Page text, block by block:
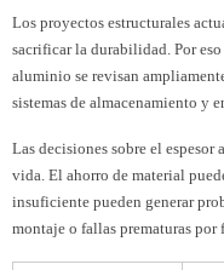
Los proyectos estructurales
sacrificar la durabilidad. Por
aluminio se revisan
sistemas de almacenamiento y
Las decisiones sobre el
vida. El ahorro de material
insuficiente pueden generar
montaje o fallas prematuras por